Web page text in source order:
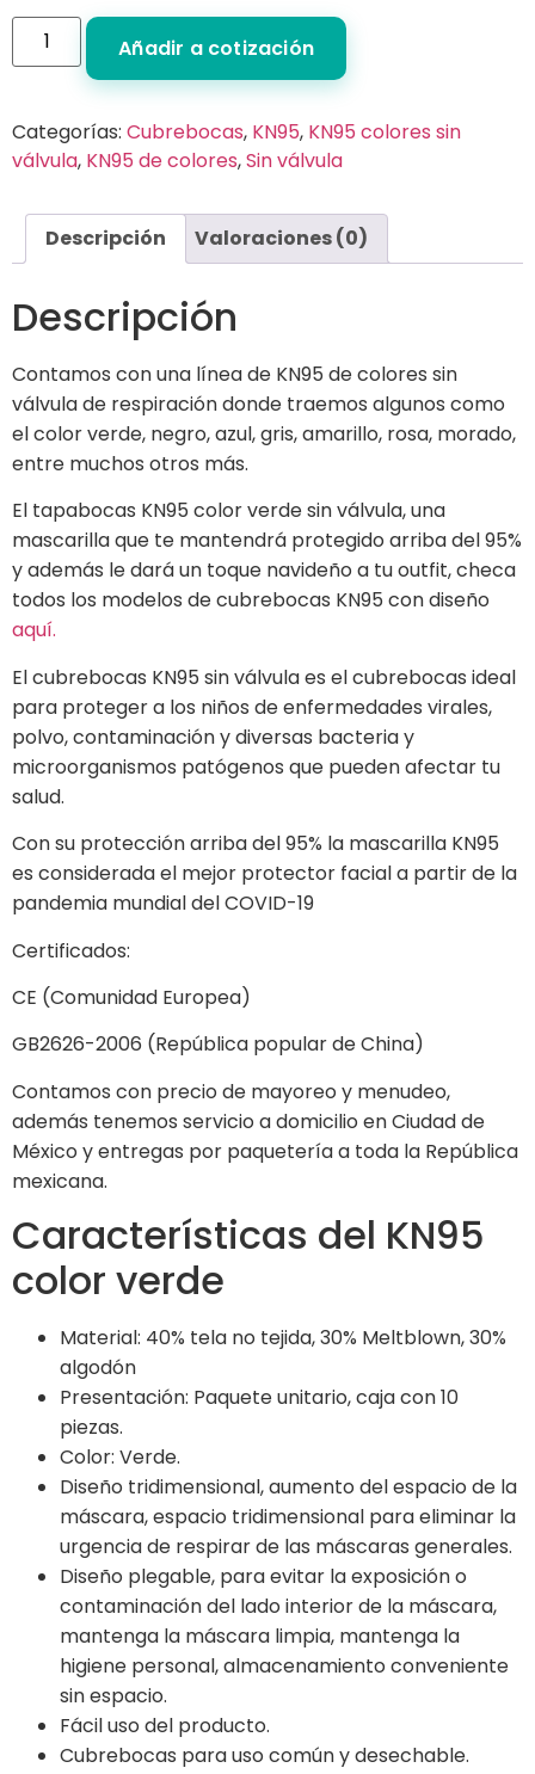
Añadir a cotización
Categorías: Cubrebocas, KN95, KN95 colores sin
válvula, KN95 de colores,Sin válvula
Descripción Valoraciones (0)
Descripción
Contamos con una línea de KN95 de colores sin
válvula de respiración donde traemos algunos como
el color verde, negro, azul, gris, amarillo, rosa, morado,
entre muchos otros más.
El tapabocas KN95 color verde sin válvula, una
mascarilla que te mantendrá protegido arriba del 95%
y además le dará un toque navideño a tu outfit, checa
todos los modelos de cubrebocas KN95 con diseño
aquí.
El cubrebocas KN95 sin válvula es el cubrebocas ideal
para proteger a los niños de enfermedades virales,
polvo, contaminación y diversas bacteria y
microorganismos patógenos que pueden afectar tu
salud.
Con su protección arriba del 95% la mascarilla KN95
es considerada el mejor protector facial a partir de la
pandemia mundial del COVID-19
Certificados:
CE (Comunidad Europea)
GB2626-2006 (República popular de China)
Contamos con precio de mayoreo y menudeo,
además tenemos servicio a domicilio en Ciudad de
México y entregas por paquetería a toda la República
mexicana.
Características del KN95
color verde
Material: 40% tela no tejida, 30% Meltblown, 30%
algodón
Presentación: Paquete unitario, caja con 10
piezas.
Color: Verde.
Diseño tridimensional, aumento del espacio de la
máscara, espacio tridimensional para eliminar la
urgencia de respirar de las máscaras generales.
Diseño plegable, para evitar la exposición o
contaminación del lado interior de la máscara,
mantenga la máscara limpia, mantenga la
higiene personal, almacenamiento conveniente
sin espacio.
Fácil uso del producto.
Cubrebocas para uso común y desechable.